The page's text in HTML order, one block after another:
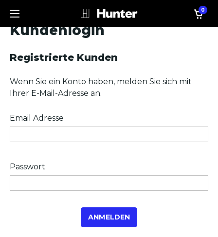
0
Kundenlogin
Registrierte Kunden
Wenn Sie ein Konto haben, melden Sie sich mit
Ihrer E-Mail-Adresse an.
Email Adresse
Passwort
ANMELDEN